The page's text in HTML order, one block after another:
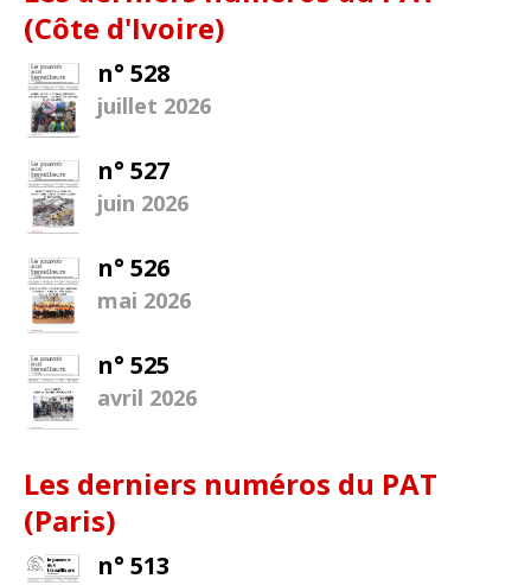
(Côte d'Ivoire)
n° 528
juillet 2026
n° 527
juin 2026
n° 526
mai 2026
n° 525
avril 2026
Les derniers numéros du PAT
(Paris)
n° 513